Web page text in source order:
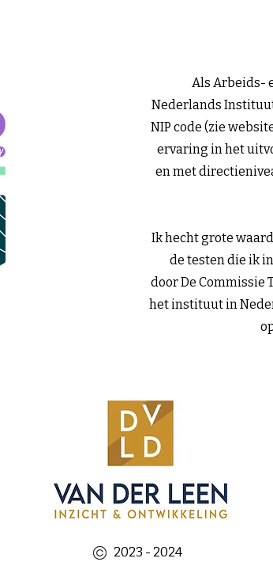
Als Arbeids-
Nederlands
NIP code (zie
ervaring in het
en met
Ik hecht grote
de testen die ik
door De Commissie
het instituut in
2023 - 2024